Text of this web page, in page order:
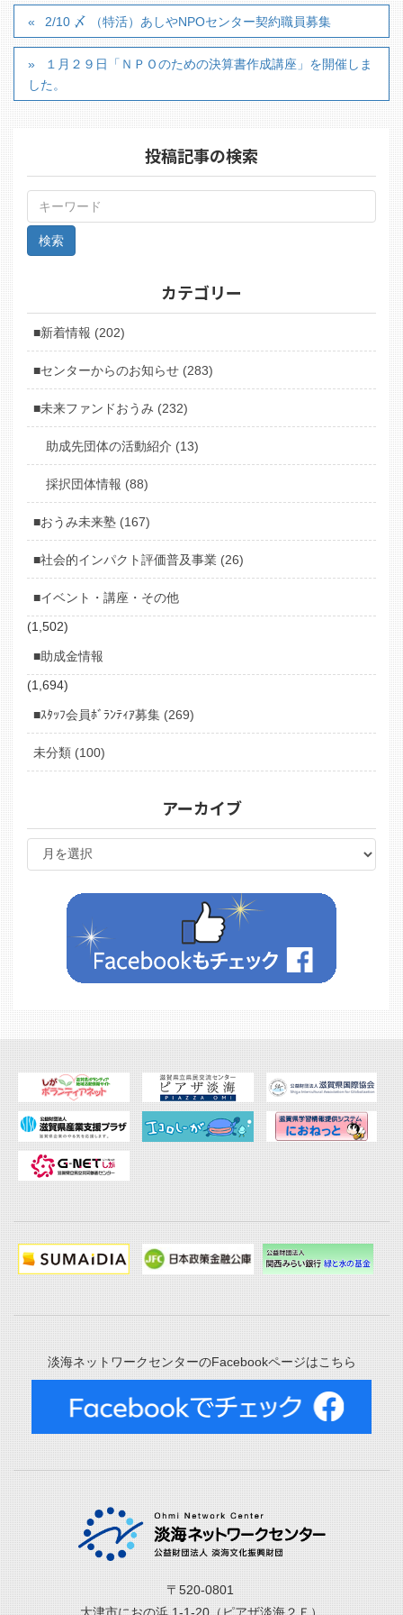
2/10 〆 （特活）あしやNPOセンター契約職員募集
１月２９日「ＮＰＯのための決算書作成講座」を開催しま
した。
投稿記事の検索
カテゴリー
■新着情報 (202)
■センターからのお知らせ (283)
■未来ファンドおうみ (232)
助成先団体の活動紹介 (13)
採択団体情報 (88)
■おうみ未来塾 (167)
■社会的インパクト評価普及事業 (26)
■イベント・講座・その他
(1,502)
■助成金情報
(1,694)
■ｽﾀｯﾌ会員ﾎﾞﾗﾝﾃｨｱ募集 (269)
未分類 (100)
アーカイブ
淡海ネットワークセンターのFacebookページはこちら
〒520-0801